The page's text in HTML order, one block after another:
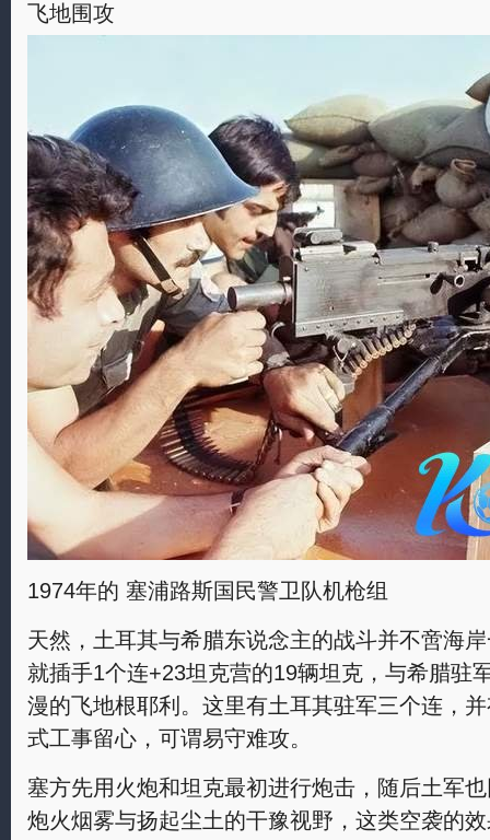
飞地围攻
1974年的 塞浦路斯国民警卫队机枪组
天然，土耳其与希腊东说念主的战斗并不啻海
就插手1个连+23坦克营的19辆坦克，与希腊驻
漫的飞地根耶利。这里有土耳其驻军三个连，
式工事留心，可谓易守难攻。
塞方先用火炮和坦克最初进行炮击，随后土军
炮火烟雾与扬起尘土的干豫视野，这类空袭的